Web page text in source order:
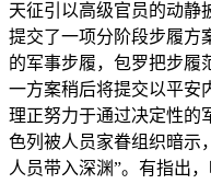
天征引以高级官员的动静
提交了一项分阶段步履方
的军事步履，包罗把步履
一方案稍后将提交以平安
理正努力于通过决定性的
色列被人员家眷组织暗示
人员带入深渊”。有指出